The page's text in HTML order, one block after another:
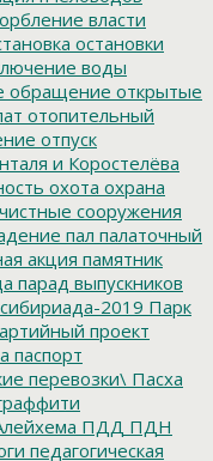
власти
остановки
воды
обращение открытые
отопительный
отпуск
и Коростелёва
охота охрана
сооружения
пал палаточный
акция памятник
парад выпускников
2019 Парк
проект
паспорт
перевозки\ Пасха
ПДД ПДН
педагогическая